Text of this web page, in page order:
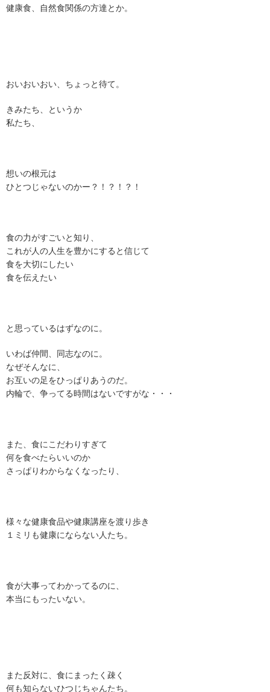
健康食、自然食関係の方達とか。
おいおいおい、ちょっと待て。
きみたち、というか
私たち、
想いの根元は
ひとつじゃないのかー？！？！？！
食の力がすごいと知り、
これが人の人生を豊かにすると信じて
食を大切にしたい
食を伝えたい
と思っているはずなのに。
いわば仲間、同志なのに。
なぜそんなに、
お互いの足をひっぱりあうのだ。
内輪で、争ってる時間はないですがな・・・
また、食にこだわりすぎて
何を食べたらいいのか
さっぱりわからなくなったり、
様々な健康食品や健康講座を渡り歩き
１ミリも健康にならない人たち。
食が大事ってわかってるのに、
本当にもったいない。
また反対に、食にまったく疎く
何も知らないひつじちゃんたち。